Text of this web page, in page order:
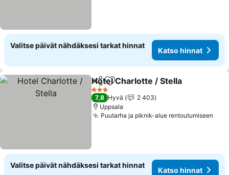
Valitse päivät nähdäksesi tarkat hinnat
Katso hinnat
Jaa Lisää suosikkeihin
Hotel Charlotte / Stella
3 Tähtiluokitus
7,8 Hyvä
2 403
Uppsala
Puutarha ja piknik-alue rentoutumiseen
Valitse päivät nähdäksesi tarkat hinnat
Katso hinnat